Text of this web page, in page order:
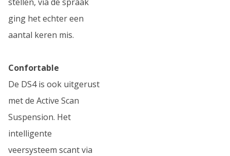
ging het echter een
aantal keren mis.
Confortable
De DS4 is ook uitgerust
met de Active Scan
Suspension. Het
intelligente
veersysteem scant via